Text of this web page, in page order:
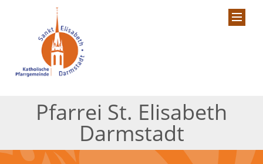
Pfarrei St. Elisabeth
Darmstadt